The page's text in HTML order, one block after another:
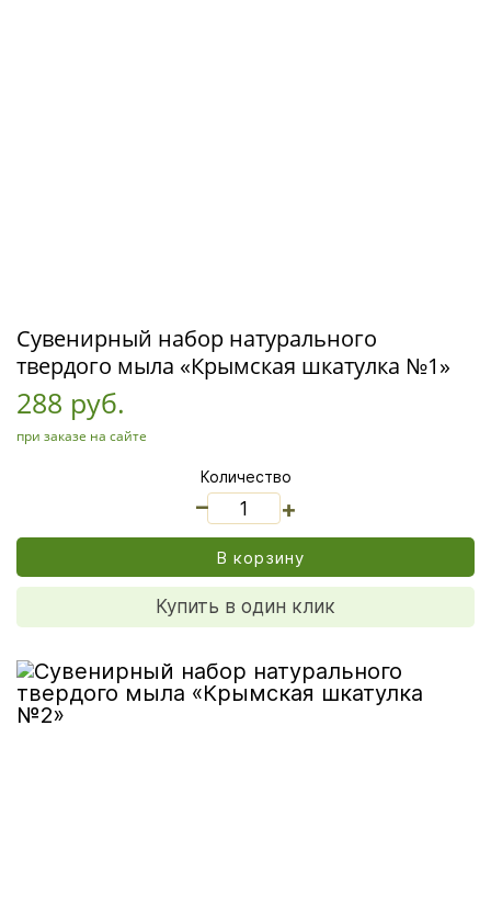
Сувенирный набор натурального
твердого мыла «Крымская шкатулка №1»
288 руб.
при заказе на сайте
Количество
+
В корзину
Купить в один клик